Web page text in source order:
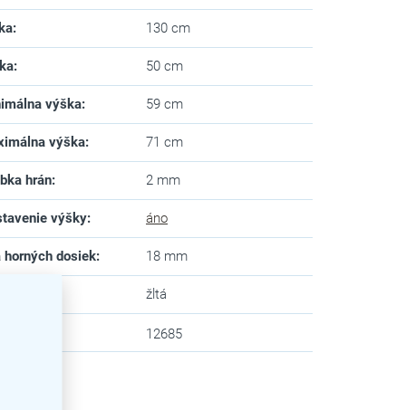
: 130 cm
: 50 cm
výška: 59 cm
výška: 71 cm
hrán: 2 mm
výšky: áno
horných dosiek: 18 mm
žltá
12685